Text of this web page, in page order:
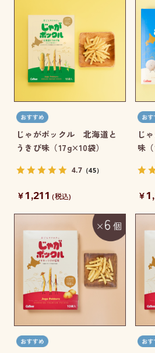
じゃがポックル 北海道と
うきび味（17g×10袋）
4.7 （45）
￥1,211 (税込)
じ
味
￥